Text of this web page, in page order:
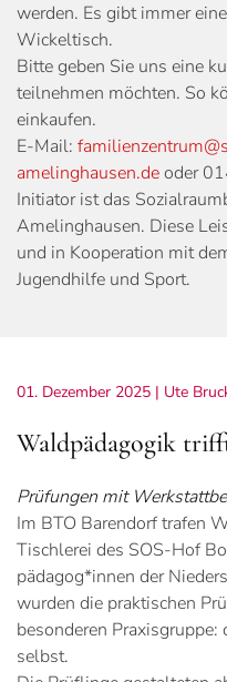
werden. Es gibt immer
Wickeltisch.
Bitte geben Sie uns eine
teilnehmen möchten. So
einkaufen.
E-Mail:
amelinghausen.deoder
Initiator ist das
Amelinghausen. Diese
und in Kooperation mit
Jugendhilfe und Sport.
01. Dezember 2025 | Ute
Waldpädagogik
Prüfungen mit
Im BTO Barendorf trafen
Tischlerei des SOS-Hof
pädagog*innen der
wurden die praktischen
besonderen
selbst.